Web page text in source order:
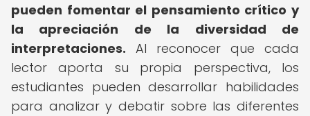
pueden fomentar el pensamiento crítico y
la apreciación de la diversidad de
interpretaciones. Al reconocer que cada
lector aporta su propia perspectiva, los
estudiantes pueden desarrollar habilidades
para analizar y debatir sobre las diferentes